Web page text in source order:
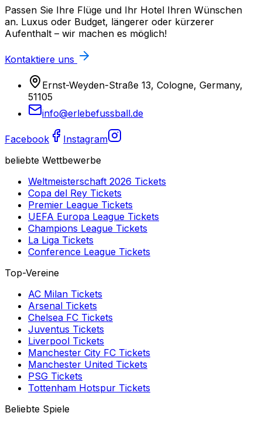
Passen Sie Ihre Flüge und Ihr Hotel Ihren Wünschen
an. Luxus oder Budget, längerer oder kürzerer
Aufenthalt – wir machen es möglich!
Kontaktiere uns
Ernst-Weyden-Straße 13, Cologne, Germany,
51105
info@erlebefussball.de
Facebook
Instagram
beliebte Wettbewerbe
Weltmeisterschaft 2026 Tickets
Copa del Rey Tickets
Premier League Tickets
UEFA Europa League Tickets
Champions League Tickets
La Liga Tickets
Conference League Tickets
Top-Vereine
AC Milan Tickets
Arsenal Tickets
Chelsea FC Tickets
Juventus Tickets
Liverpool Tickets
Manchester City FC Tickets
Manchester United Tickets
PSG Tickets
Tottenham Hotspur Tickets
Beliebte Spiele